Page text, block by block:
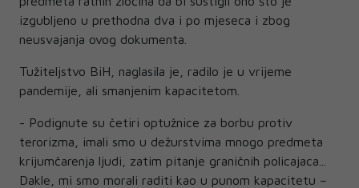
izgubljeno u prethodna dva i po mjeseca i zbog
neusvajanja ovog dokumenta.
Tužiteljstvo BiH, naglasila je, radilo je u vrijeme
pandemije, ali smanjenim kapacitetom.
- Podignute su četiri optužnice za borbu protiv
terorizma, imali smo u dežurstvima mnogo predmeta
krijumčarenja ljudi, zatim pitanje graničnih policajaca...
Dakle, mi smo morali raditi kao u punom kapacitetu –